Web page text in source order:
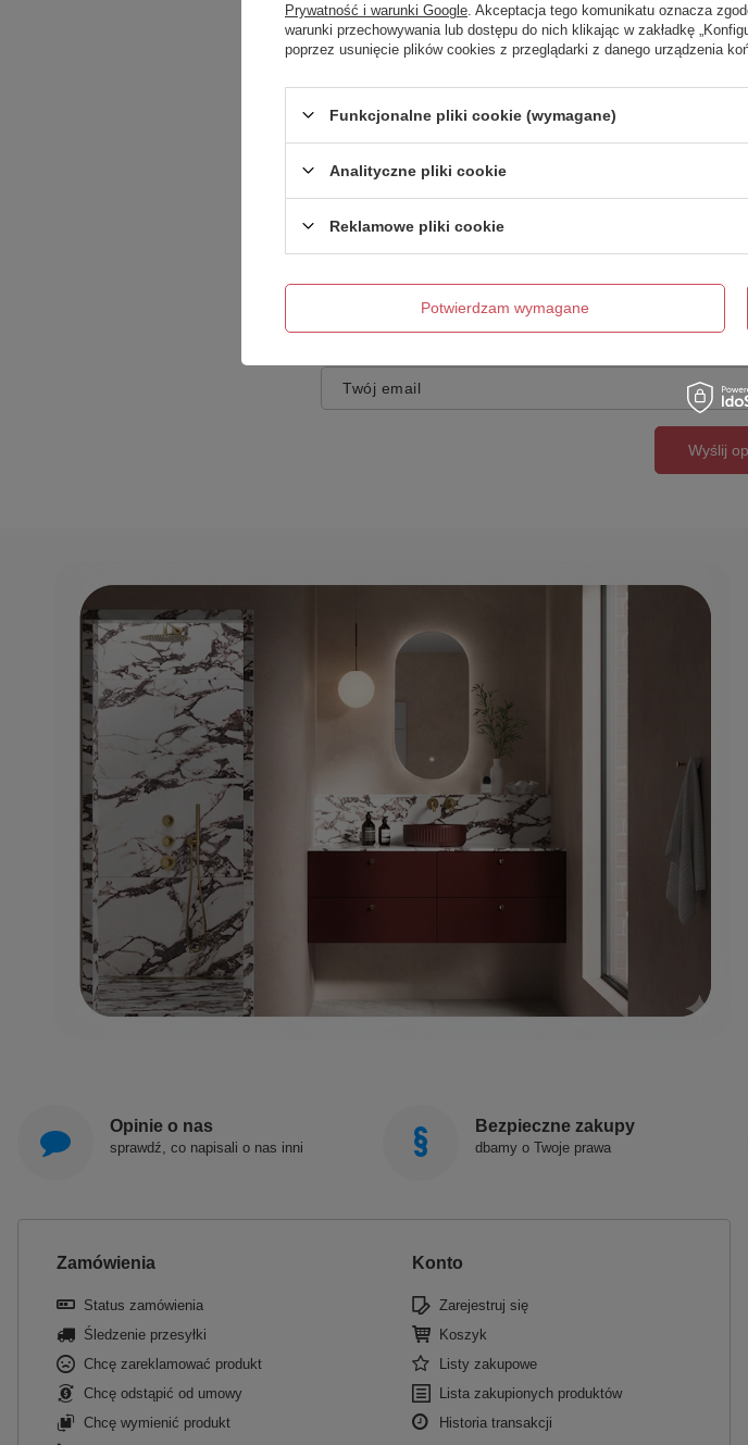
Twoja
Treść twojej opinii
Dodaj własne zdjęcie produktu:
Twoje imię
Twój email
Wyślij
Opinie o nas
sprawdź, co napisali o nas inni
Bezpieczne zakupy
dbamy o Twoje prawa
Zamówienia
Status zamówienia
Śledzenie przesyłki
Chcę zareklamować produkt
Chcę odstąpić od umowy
Chcę wymienić produkt
Konto
Zarejestruj się
Koszyk
Listy zakupowe
Lista zakupionych produktów
Historia transakcji
Prywatność i warunki Google . Akceptacja tego komunikatu oznacza
warunki przechowywania lub dostępu do nich klikając w zakładkę
poprzez usunięcie plików cookies z przeglądarki z danego urządzenia
Funkcjonalne pliki cookie (wymagane)
Analityczne pliki cookie
Reklamowe pliki cookie
Potwierdzam wymagane